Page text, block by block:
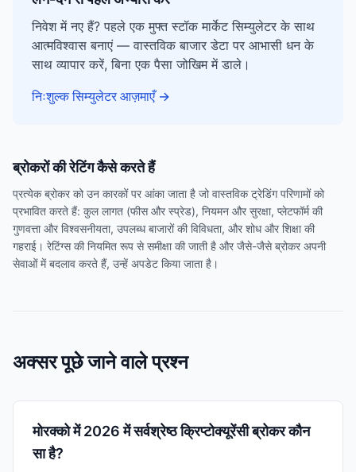
निवेश में नए हैं? पहले एक मुफ्त स्टॉक मार्केट सिम्युलेटर के साथ
आत्मविश्वास बनाएं — वास्तविक बाजार डेटा पर आभासी धन के
साथ व्यापार करें, बिना एक पैसा जोखिम में डाले।
निःशुल्क सिम्युलेटर आज़माएँ →
ब्रोकरों की रेटिंग कैसे करते हैं
प्रत्येक ब्रोकर को उन कारकों पर आंका जाता है जो वास्तविक ट्रेडिंग परिणामों को
प्रभावित करते हैं: कुल लागत (फीस और स्प्रेड), नियमन और सुरक्षा, प्लेटफॉर्म की
गुणवत्ता और विश्वसनीयता, उपलब्ध बाजारों की विविधता, और शोध और शिक्षा की
गहराई। रेटिंग्स की नियमित रूप से समीक्षा की जाती है और जैसे-जैसे ब्रोकर अपनी
सेवाओं में बदलाव करते हैं, उन्हें अपडेट किया जाता है।
अक्सर पूछे जाने वाले प्रश्न
मोरक्को में 2026 में सर्वश्रेष्ठ क्रिप्टोक्यूरेंसी ब्रोकर कौन
सा है?